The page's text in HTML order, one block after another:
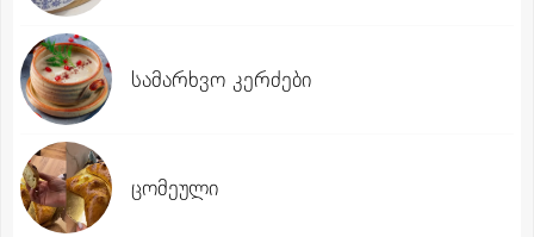
სამარხვო კერძები
ცომეული